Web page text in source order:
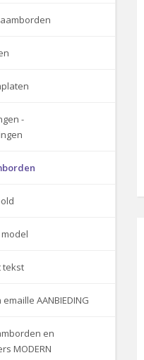
-
tekst
AANBIEDING
en
MODERN